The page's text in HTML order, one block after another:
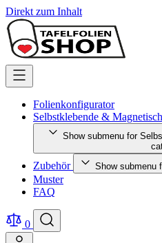
Direkt zum Inhalt
Folienkonfigurator
Selbstklebende &
Show submenu for
Zubehör Show submenu
Muster
FAQ
0